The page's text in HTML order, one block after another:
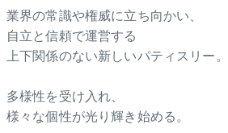
業界の常識や権威に立ち向かい、
自立と信頼で運営する
上下関係のない新しいパティスリー。
多様性を受け入れ、
様々な個性が光り輝き始める。